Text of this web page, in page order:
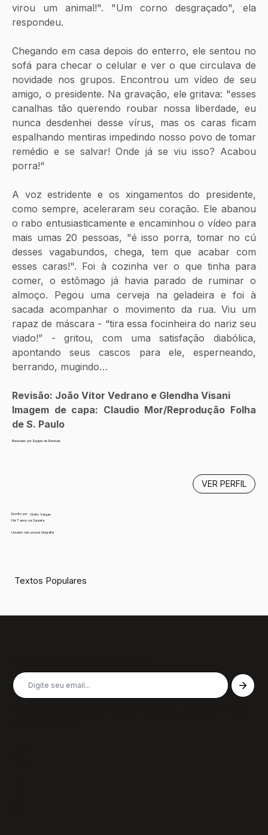
virou um animal!". "Um corno desgraçado", ela
respondeu.
Chegando em casa depois do enterro, ele sentou no
sofá para checar o celular e ver o que circulava de
novidade nos grupos. Encontrou um vídeo de seu
amigo, o presidente. Na gravação, ele gritava: "esses
canalhas tão querendo roubar nossa liberdade, eu
nunca desdenhei desse vírus, mas os caras ficam
espalhando mentiras impedindo nosso povo de tomar
remédio e se salvar! Onde já se viu isso? Acabou
porra!"
A voz estridente e os xingamentos do presidente,
como sempre, aceleraram seu coração. Ele abanou
o rabo entusiasticamente e encaminhou o vídeo para
mais umas 20 pessoas, "é isso porra, tomar no cú
desses vagabundos, chega, tem que acabar com
esses caras!". Foi à cozinha ver o que tinha para
comer, o estômago já havia parado de ruminar o
almoço. Pegou uma cerveja na geladeira e foi à
sacada acompanhar o movimento da rua. Viu um
rapaz de máscara - “tira essa focinheira do nariz seu
viado!” - gritou, com uma satisfação diabólica,
apontando seus cascos para ele, esperneando,
berrando, mugindo…
Revisão: João Vítor Vedrano e Glendha Visani
Imagem de capa: Claudio Mor/Reprodução Folha
de S. Paulo
Revisado por Equipe de Revisão
Escrito por
Ornito Vargas
Há 7 anos na Gazeta
Usuário não possui biografia
VER PERFIL
Textos Populares